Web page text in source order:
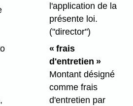
l'application de la
présente loi.
("director")
« frais
d'entretien »
Montant désigné
comme frais
d'entretien par